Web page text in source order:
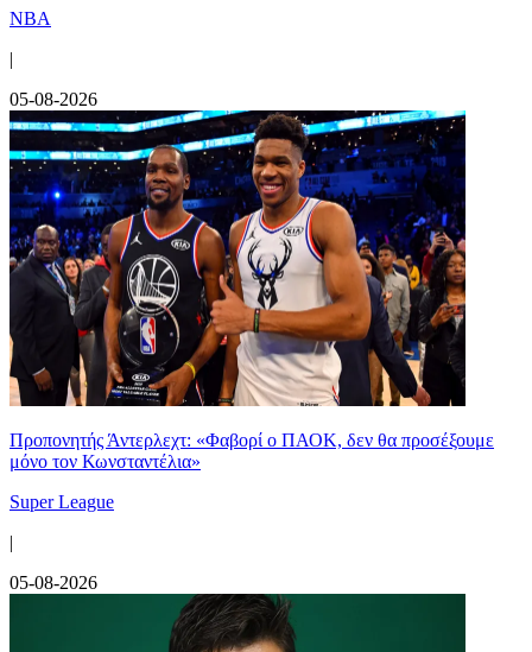
NBA
|
05-08-2026
Προπονητής Άντερλεχτ: «Φαβορί ο ΠΑΟΚ, δεν θα προσέξουμε
μόνο τον Κωνσταντέλια»
Super League
|
05-08-2026